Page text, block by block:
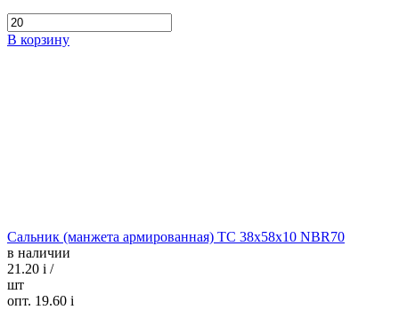
В корзину
Сальник (манжета армированная) TC 38х58х10 NBR70
в наличии
21.20 i /
шт
опт. 19.60 i